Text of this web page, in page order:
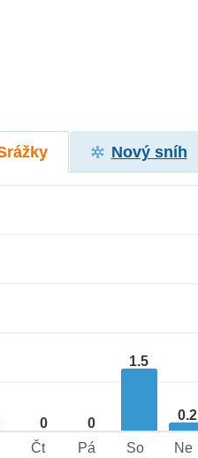
Nový sníh
0 0
1.5
0.2
Čt Pá So Ne